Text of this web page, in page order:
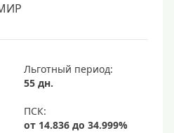
Льготный период:
55 дн.